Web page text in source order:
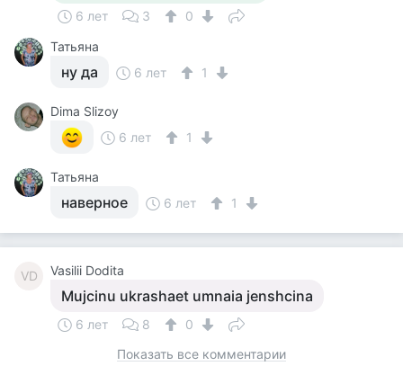
6 лет 3
0
Татьяна
ну да 6 лет 1
Dima Slizoy
6 лет
1
Татьяна
наверное 6 лет 1
VD Vasilii Dodita
Mujcinu ukrashaet umnaia jenshcina
6 лет 8
0
Показать все комментарии